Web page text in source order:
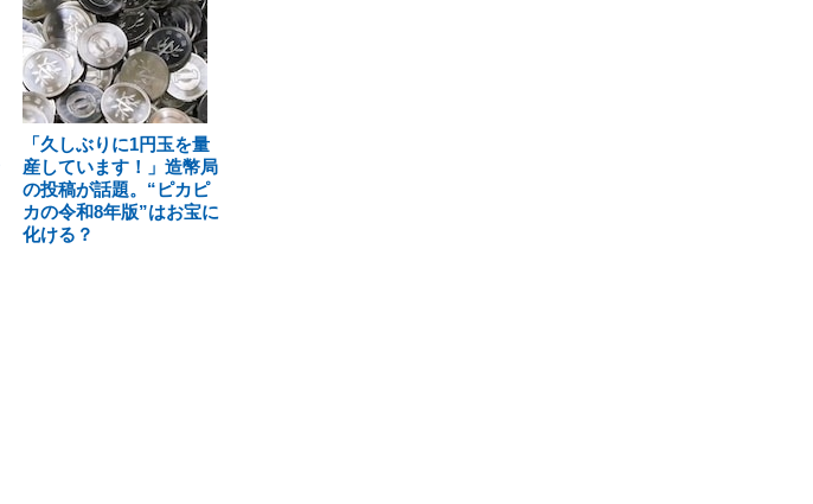
「久しぶりに1円玉を量
産しています！」造幣局
の投稿が話題。“ピカピ
カの令和8年版”はお宝に
化ける？